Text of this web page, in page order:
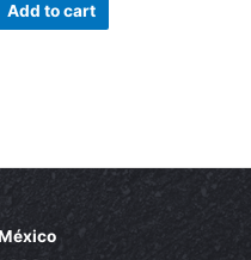
outAdd to cart